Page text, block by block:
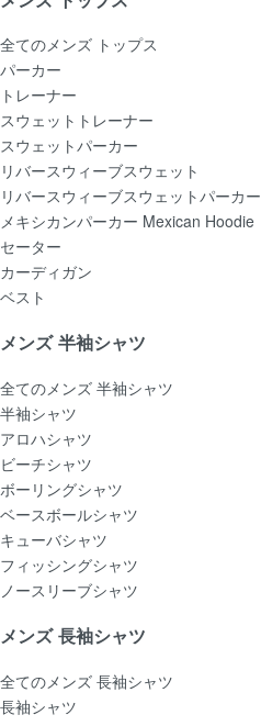
全てのメンズ トップス
パーカー
トレーナー
スウェットトレーナー
スウェットパーカー
リバースウィーブスウェット
リバースウィーブスウェットパーカー
メキシカンパーカー Mexican Hoodie
セーター
カーディガン
ベスト
メンズ 半袖シャツ
全てのメンズ 半袖シャツ
半袖シャツ
アロハシャツ
ビーチシャツ
ボーリングシャツ
ベースボールシャツ
キューバシャツ
フィッシングシャツ
ノースリーブシャツ
メンズ 長袖シャツ
全てのメンズ 長袖シャツ
長袖シャツ